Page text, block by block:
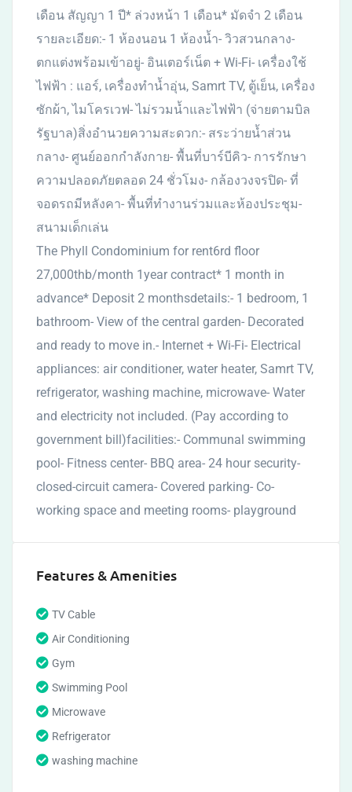
เดือน สัญญา 1 ปี* ล่วงหน้า 1 เดือน* มัดจำ 2 เดือน
รายละเอียด:- 1 ห้องนอน 1 ห้องน้ำ- วิวสวนกลาง-
ตกแต่งพร้อมเข้าอยู่- อินเตอร์เน็ต + Wi-Fi- เครื่องใช้
ไฟฟ้า : แอร์, เครื่องทำน้ำอุ่น, Samrt TV, ตู้เย็น, เครื่อง
ซักผ้า, ไมโครเวฟ- ไม่รวมน้ำและไฟฟ้า (จ่ายตามบิล
รัฐบาล)สิ่งอำนวยความสะดวก:- สระว่ายน้ำส่วน
กลาง- ศูนย์ออกกำลังกาย- พื้นที่บาร์บีคิว- การรักษา
ความปลอดภัยตลอด 24 ชั่วโมง- กล้องวงจรปิด- ที่
จอดรถมีหลังคา- พื้นที่ทำงานร่วมและห้องประชุม-
สนามเด็กเล่น
The Phyll Condominium for rent6rd floor
27,000thb/month 1year contract* 1 month in
advance* Deposit 2 monthsdetails:- 1 bedroom, 1
bathroom- View of the central garden- Decorated
and ready to move in.- Internet + Wi-Fi- Electrical
appliances: air conditioner, water heater, Samrt TV,
refrigerator, washing machine, microwave- Water
and electricity not included. (Pay according to
government bill)facilities:- Communal swimming
pool- Fitness center- BBQ area- 24 hour security-
closed-circuit camera- Covered parking- Co-
working space and meeting rooms- playground
Features & Amenities
TV Cable
Air Conditioning
Gym
Swimming Pool
Microwave
Refrigerator
washing machine